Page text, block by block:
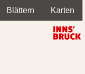
Blättern Karten